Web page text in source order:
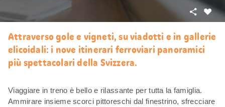
Condividi
Attraverso gole e vigneti, su viadotti e in gallerie
elicoidali: i nove itinerari ferroviari panoramici
più spettacolari della Svizzera.
Viaggiare in treno è bello e rilassante per tutta la famiglia.
Ammirare insieme scorci pittoreschi dal finestrino, sfrecciare